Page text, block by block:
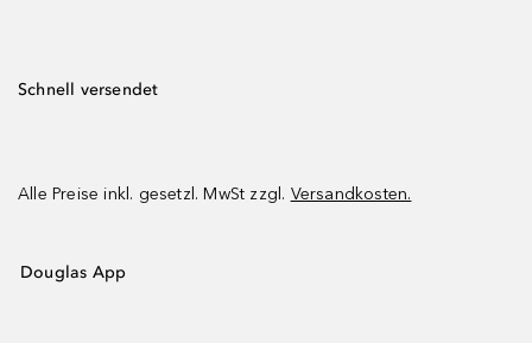
Schnell versendet
Alle Preise inkl. gesetzl. MwSt zzgl. Versandkosten.
Douglas App